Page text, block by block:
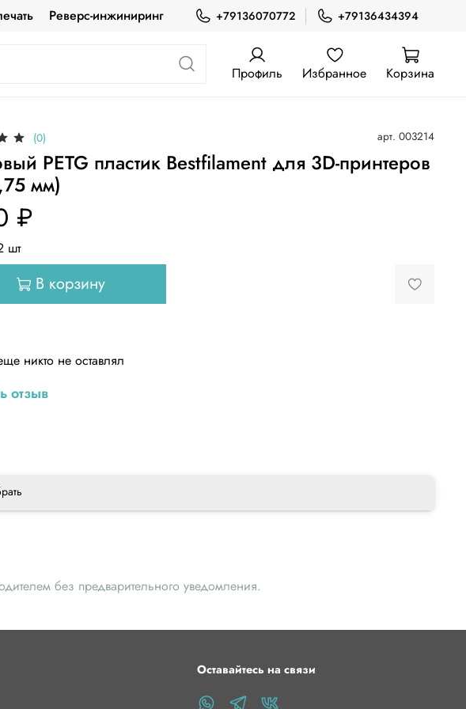
Реверс-инжиниринг +79136070772 +79136434394
Профиль Избранное Корзина
(0) арт. 003214
PETG пластик Bestfilament для 3D-принтеров
мм)
₽
шт
В корзину
никто не оставлял
отзыв
без предварительного уведомления.
Оставайтесь на связи